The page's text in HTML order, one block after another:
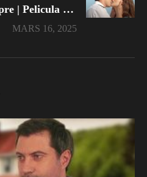
Juro Amarte Para Siempre | Pelicula Completa En Español Latino
MARS 16, 2025